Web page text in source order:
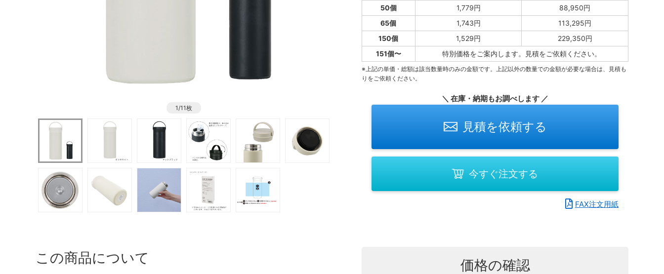
1/11枚
50個
1,779円
88,950円
65個
1,743円
113,295円
150個
1,529円
229,350円
151個〜
特別価格をご案内します。 見積をご依頼ください。
※上記の単価・総額は該当数量時のみの金額です。上記以外の数量での金額が必要な場合は、見積も
りをご依頼ください。
＼ 在庫・納期もお調べします ／
見積を依頼する
今すぐ注文する
FAX注文用紙
この商品について 価格の確認